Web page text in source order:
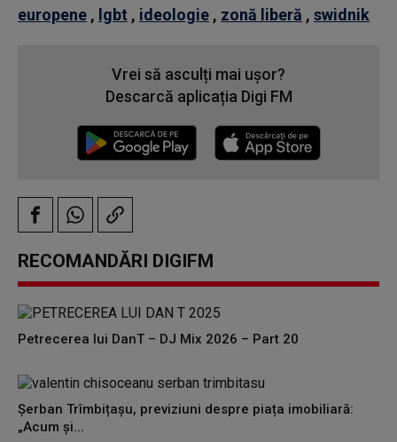
europene , lgbt , ideologie , zonă liberă , swidnik
Vrei să asculți mai ușor?
Descarcă aplicația Digi FM
RECOMANDĂRI DIGIFM
Petrecerea lui DanT – DJ Mix 2026 – Part 20
Șerban Trîmbițașu, previziuni despre piața imobiliară:
„Acum și...